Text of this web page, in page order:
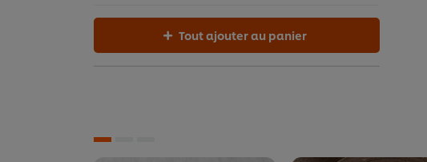
Tout ajouter au panier